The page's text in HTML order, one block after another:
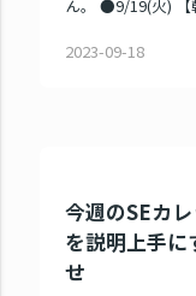
ん。 ●9/19(火) 【
2023-09-18
今週のSEカ
を説明上手に
せ